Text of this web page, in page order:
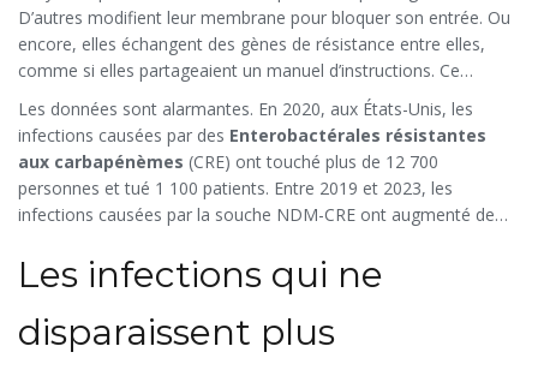
accélérée par nos actions.
D’autres modifient leur membrane pour bloquer son entrée. Ou
encore, elles échangent des gènes de résistance entre elles,
comme si elles partageaient un manuel d’instructions. Ce
transfert horizontal est particulièrement inquiétant : une bactérie
résistante dans l’intestin d’un enfant peut transmettre son arme
génétique à une autre bactérie dans l’hôpital, à des milliers de
kilomètres.
Les données sont alarmantes. En 2020, aux États-Unis, les
infections causées par des Enterobactérales résistantes
aux carbapénèmes (CRE) ont touché plus de 12 700
personnes et tué 1 100 patients. Entre 2019 et 2023, les
infections causées par la souche NDM-CRE ont augmenté de
infections urinaires causées par Escherichia coli
plus aux antibiotiques courants comme l’ampicilline ou les
fluoroquinolones. Dans certains hôpitaux, un patient sur trois
avec une infection grave est porteur d’une bactérie résistante à
Les infections qui ne
disparaissent plus